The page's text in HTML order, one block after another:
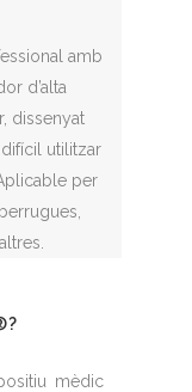
amb
d’alta
dissenyat
utilitzar
per
mèdic